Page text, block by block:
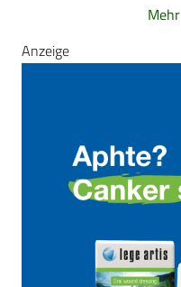
Mehr
Anzeige